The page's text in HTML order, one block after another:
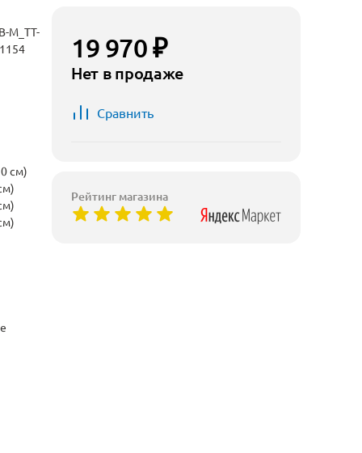
M_TT-
см)
19 970 ₽
Нет в продаже
Сравнить
Рейтинг магазина